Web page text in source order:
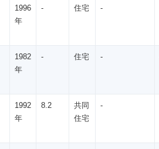
1996
年
- 住宅 -
1982
年
- 住宅 -
1992
年
8.2
共同
住宅
-